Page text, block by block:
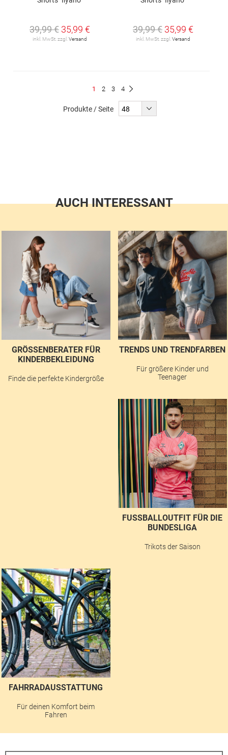
39,99 € 35,99 €
inkl. MwSt. zzgl. Versand
39,99 € 35,99 €
inkl. MwSt. zzgl. Versand
Du
1 Seite
2 Seite
3 Seite
4
Produkte / Seite
AUCH INTERESSANT
GRÖSSENBERATER FÜR K
INDERBEKLEIDUNG
Finde die perfekte Kindergröße
TRENDS UND TRENDFARBEN
Für größere Kinder und
Teenager
FUSSBALLOUTFIT FÜR DIE B
UNDESLIGA
Trikots der Saison
FAHRRADAUSSTATTUNG
Für deinen Komfort beim
Fahren